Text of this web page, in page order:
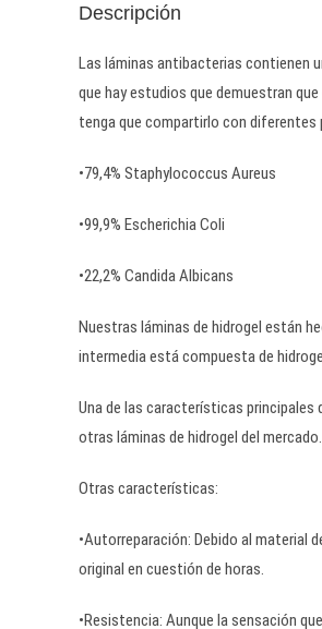
Descripción
Las láminas antibacterias contienen
que hay estudios que demuestran
tenga que compartirlo con diferentes
•79,4% Staphylococcus Aureus
•99,9% Escherichia Coli
•22,2% Candida Albicans
Nuestras láminas de hidrogel están
intermedia está compuesta de
Una de las características
otras láminas de hidrogel del mercado.
Otras características:
•Autorreparación: Debido al material
original en cuestión de horas.
•Resistencia: Aunque la sensación